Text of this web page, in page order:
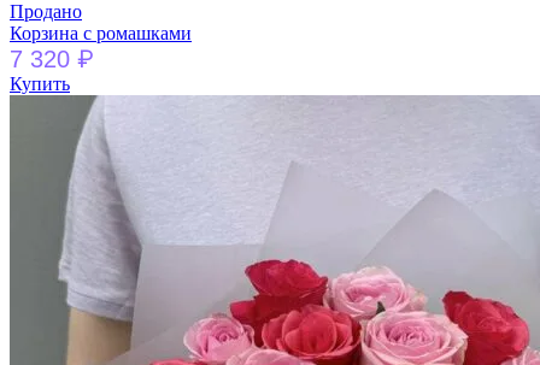
Продано
Корзина с ромашками
7 320 ₽
Купить